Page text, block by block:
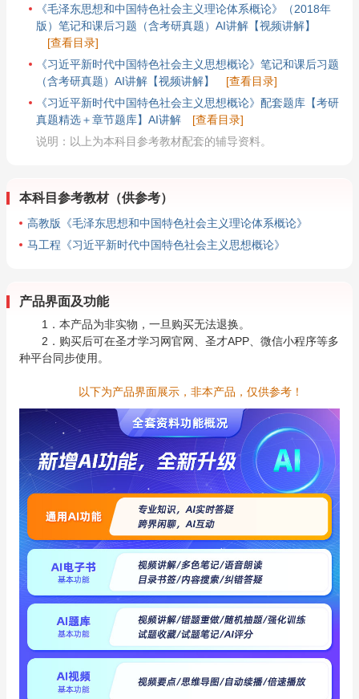
《毛泽东思想和中国特色社会主义理论体系概论》（2018年
版）笔记和课后习题（含考研真题）AI讲解【视频讲解】
[查看目录]
《习近平新时代中国特色社会主义思想概论》笔记和课后习题
（含考研真题）AI讲解【视频讲解】
[查看目录]
《习近平新时代中国特色社会主义思想概论》配套题库【考研
真题精选＋章节题库】AI讲解
[查看目录]
说明：以上为本科目参考教材配套的辅导资料。
本科目参考教材（供参考）
高教版《毛泽东思想和中国特色社会主义理论体系概论》
马工程《习近平新时代中国特色社会主义思想概论》
产品界面及功能
1．本产品为非实物，一旦购买无法退换。
2．购买后可在圣才学习网官网、圣才APP、微信小程序等多
种平台同步使用。
以下为产品界面展示，非本产品，仅供参考！